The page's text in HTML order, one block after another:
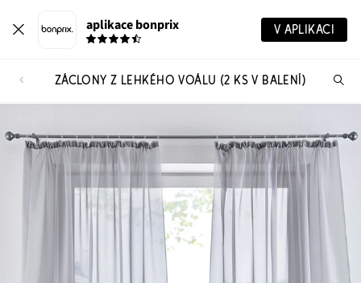
aplikace bonprix V APLIKACI
ZÁCLONY Z LEHKÉHO VOÁLU (2 KS V BALENÍ)